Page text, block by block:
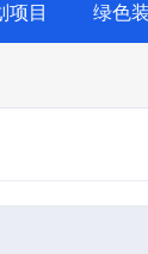
项目 绿色